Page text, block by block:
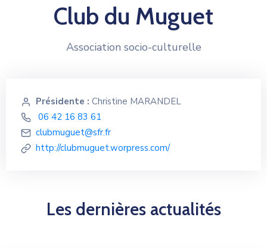
Club du Muguet
Association socio-culturelle
Présidente : Christine MARANDEL
06 42 16 83 61
clubmuguet@sfr.fr
http://clubmuguet.worpress.com/
Les dernières actualités